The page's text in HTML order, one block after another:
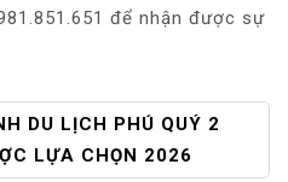
để nhận được sự
DU LỊCH PHÚ QUÝ 2
LỰA CHỌN 2026